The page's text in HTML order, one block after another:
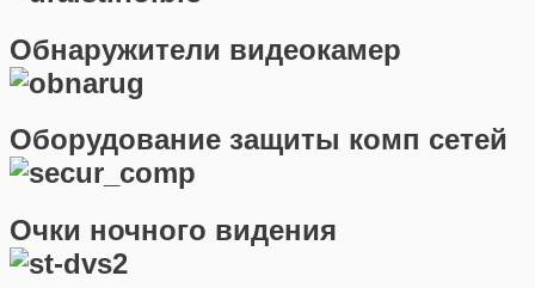
Обнаружители видеокамер
Оборудование защиты комп сетей
Очки ночного видения